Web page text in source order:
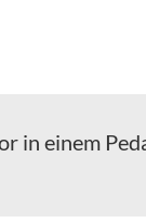
in einem